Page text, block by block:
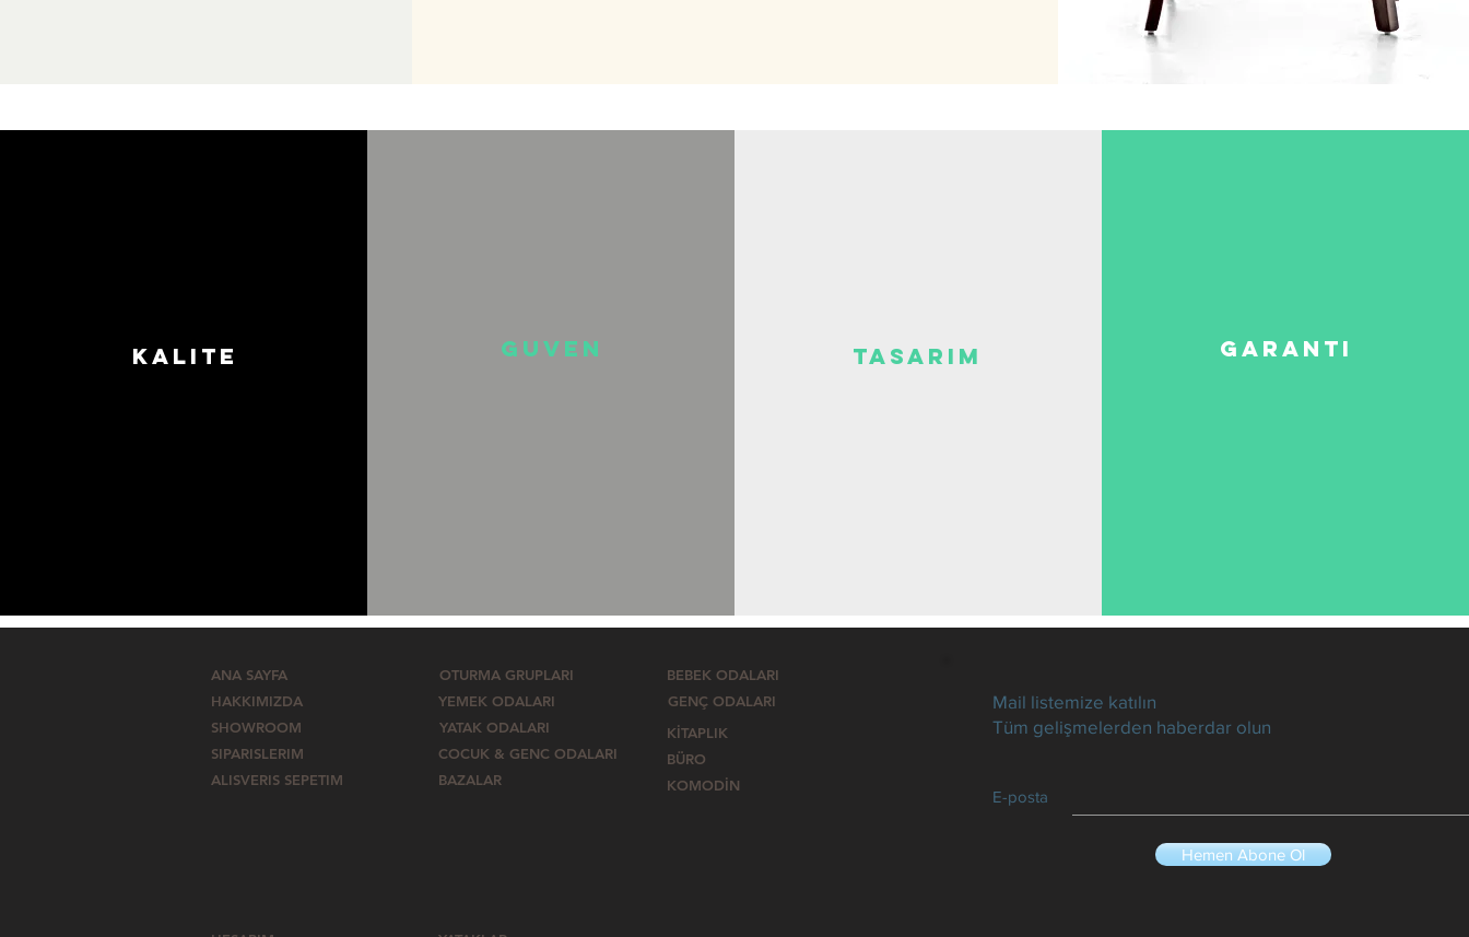
kalite guven tasarim garanti
ANA SAYFA
HAKKIMIZDA
SHOWROOM
SIPARISLERIM
ALISVERIS SEPETIM
OTURMA GRUPLARI
YEMEK ODALARI
YATAK ODALARI
COCUK & GENC ODALARI
BAZALAR
BEBEK ODALARI
GENÇ ODALARI
KİTAPLIK
BÜRO
KOMODİN
Mail listemize katılın
Tüm gelişmelerden haberdar olun
E-posta
Hemen Abone Ol